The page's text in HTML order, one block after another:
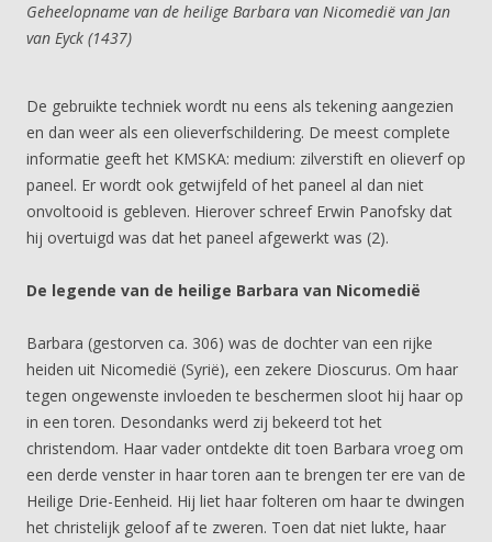
Geheelopname van de heilige Barbara van Nicomedië van Jan
van Eyck (1437)
De gebruikte techniek wordt nu eens als tekening aangezien
en dan weer als een olieverfschildering. De meest complete
informatie geeft het KMSKA: medium: zilverstift en olieverf op
paneel. Er wordt ook getwijfeld of het paneel al dan niet
onvoltooid is gebleven. Hierover schreef Erwin Panofsky dat
hij overtuigd was dat het paneel afgewerkt was (2).
De legende van de heilige Barbara van Nicomedië
Barbara (gestorven ca. 306) was de dochter van een rijke
heiden uit Nicomedië (Syrië), een zekere Dioscurus. Om haar
tegen ongewenste invloeden te beschermen sloot hij haar op
in een toren. Desondanks werd zij bekeerd tot het
christendom. Haar vader ontdekte dit toen Barbara vroeg om
een derde venster in haar toren aan te brengen ter ere van de
Heilige Drie-Eenheid. Hij liet haar folteren om haar te dwingen
het christelijk geloof af te zweren. Toen dat niet lukte, haar